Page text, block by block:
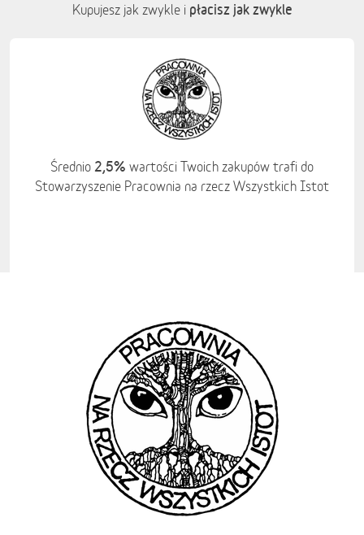
Kupujesz jak zwykle i płacisz jak zwykle
Średnio 2,5% wartości Twoich zakupów trafi do
Stowarzyszenie Pracownia na rzecz Wszystkich Istot